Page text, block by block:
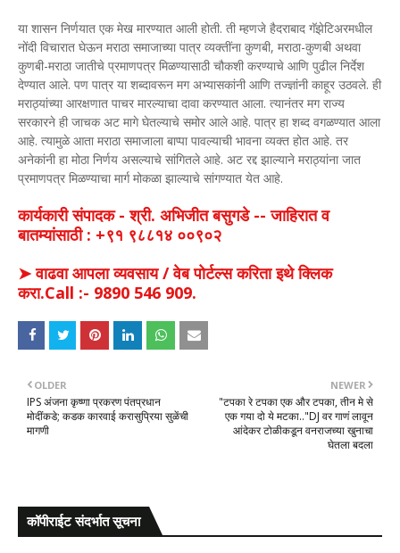
या शासन निर्णयात एक मेख मारण्यात आली होती. ती म्हणजे हैदराबाद गॅझेटिअरमधील
नोंदी विचारात घेऊन मराठा समाजाच्या पात्र व्यक्तींना कुणबी, मराठा-कुणबी अथवा
कुणबी-मराठा जातीचे प्रमाणपत्र मिळण्यासाठी चौकशी करण्याचे आणि पुढील निर्देश
देण्यात आले. पण पात्र या शब्दावरून मग अभ्यासकांनी आणि तज्ज्ञांनी काहूर उठवले. ही
मराठ्यांच्या आरक्षणात पाचर मारल्याचा दावा करण्यात आला. त्यानंतर मग राज्य
सरकारने ही जाचक अट मागे घेतल्याचे समोर आले आहे. पात्र हा शब्द वगळण्यात आला
आहे. त्यामुळे आता मराठा समाजाला बाप्पा पावल्याची भावना व्यक्त होत आहे. तर
अनेकांनी हा मोठा निर्णय असल्याचे सांगितले आहे. अट रद्द झाल्याने मराठ्यांना जात
प्रमाणपत्र मिळण्याचा मार्ग मोकळा झाल्याचे सांगण्यात येत आहे.
कार्यकारी संपादक - श्री. अभिजीत बसुगडे -- जाहिरात व
बातम्यांसाठी : +९१ ९८८१४ ००९०२
➤ वाढवा आपला व्यवसाय / वेब पोर्टल्स करिता इथे क्लिक
करा.Call :- 9890 546 909.
NEWER
"टपका रे टपका एक और टपका, तीन मे से
एक गया दो ये मटका.."DJ वर गाणं लावून
आंदेकर टोळीकडून वनराजच्या खुनाचा
घेतला बदला
OLDER
IPS अंजना कृष्णा प्रकरण पंतप्रधान
मोदींकडे; कडक कारवाई करासुप्रिया सुळेंची
मागणी
कॉपीराईट संदर्भात सूचना